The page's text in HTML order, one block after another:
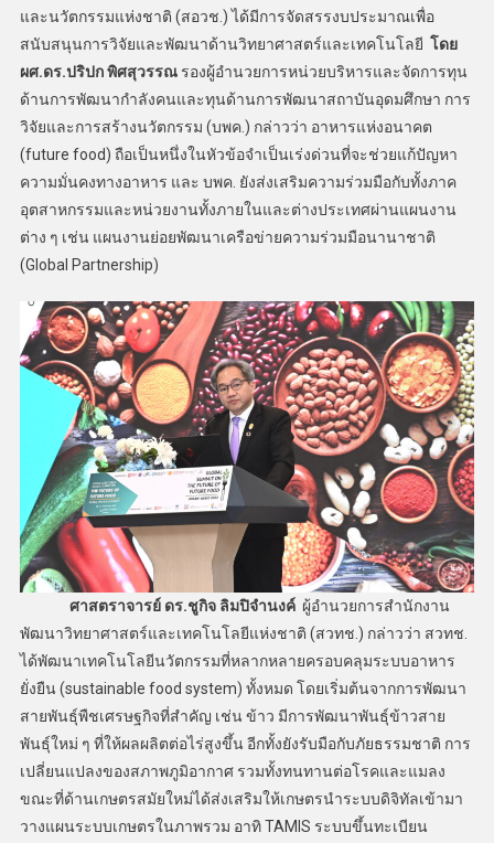
และนวัตกรรมแห่งชาติ (สอวช.) ได้มีการจัดสรรงบประมาณเพื่อ
สนับสนุนการวิจัยและพัฒนาด้านวิทยาศาสตร์และเทคโนโลยี โดย
ผศ.ดร.ปริปก พิศสุวรรณรองผู้อำนวยการหน่วยบริหารและจัดการทุน
ด้านการพัฒนากำลังคนและทุนด้านการพัฒนาสถาบันอุดมศึกษา การ
วิจัยและการสร้างนวัตกรรม (บพค.) กล่าวว่า อาหารแห่งอนาคต
(future food) ถือเป็นหนึ่งในหัวข้อจำเป็นเร่งด่วนที่จะช่วยแก้ปัญหา
ความมั่นคงทางอาหาร และ บพค. ยังส่งเสริมความร่วมมือกับทั้งภาค
อุตสาหกรรมและหน่วยงานทั้งภายในและต่างประเทศผ่านแผนงาน
ต่าง ๆ เช่น แผนงานย่อยพัฒนาเครือข่ายความร่วมมือนานาชาติ
(Global Partnership)
ศาสตราจารย์ ดร.ชูกิจ ลิมปิจำนงค์ผู้อำนวยการสำนักงาน
พัฒนาวิทยาศาสตร์และเทคโนโลยีแห่งชาติ (สวทช.) กล่าวว่า สวทช.
ได้พัฒนาเทคโนโลยีนวัตกรรมที่หลากหลายครอบคลุมระบบอาหาร
ยั่งยืน (sustainable food system) ทั้งหมด โดยเริ่มต้นจากการพัฒนา
สายพันธุ์พืชเศรษฐกิจที่สำคัญ เช่น ข้าว มีการพัฒนาพันธุ์ข้าวสาย
พันธุ์ใหม่ ๆ ที่ให้ผลผลิตต่อไร่สูงขึ้น อีกทั้งยังรับมือกับภัยธรรมชาติ การ
เปลี่ยนแปลงของสภาพภูมิอากาศ รวมทั้งทนทานต่อโรคและแมลง
ขณะที่ด้านเกษตรสมัยใหม่ได้ส่งเสริมให้เกษตรนำระบบดิจิทัลเข้ามา
วางแผนระบบเกษตรในภาพรวม อาทิ TAMIS ระบบขึ้นทะเบียน